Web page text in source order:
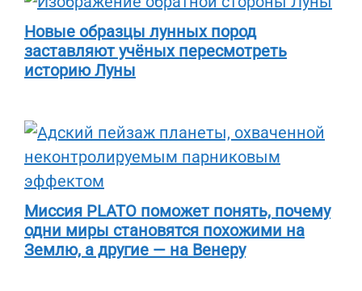
Новые образцы лунных пород
заставляют учёных пересмотреть
историю Луны
Миссия PLATO поможет понять, почему
одни миры становятся похожими на
Землю, а другие — на Венеру